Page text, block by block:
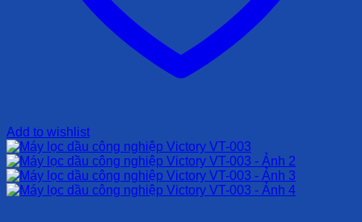
Add to wishlist